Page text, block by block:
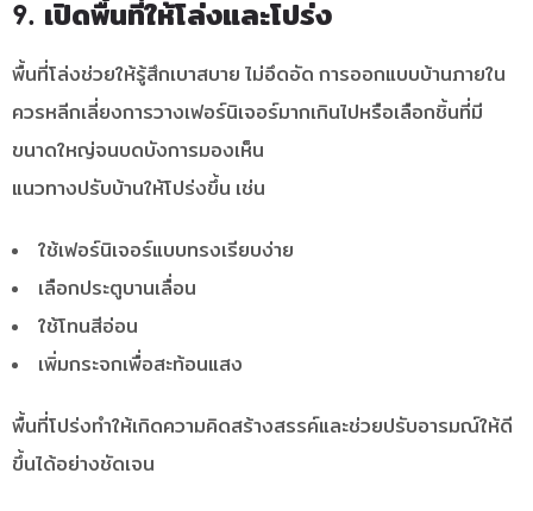
9. เปิดพื้นที่ให้โล่งและโปร่ง
พื้นที่โล่งช่วยให้รู้สึกเบาสบาย ไม่อึดอัด การออกแบบบ้านภายใน
ควรหลีกเลี่ยงการวางเฟอร์นิเจอร์มากเกินไปหรือเลือกชิ้นที่มี
ขนาดใหญ่จนบดบังการมองเห็น
แนวทางปรับบ้านให้โปร่งขึ้น เช่น
ใช้เฟอร์นิเจอร์แบบทรงเรียบง่าย
เลือกประตูบานเลื่อน
ใช้โทนสีอ่อน
เพิ่มกระจกเพื่อสะท้อนแสง
พื้นที่โปร่งทำให้เกิดความคิดสร้างสรรค์และช่วยปรับอารมณ์ให้ดี
ขึ้นได้อย่างชัดเจน